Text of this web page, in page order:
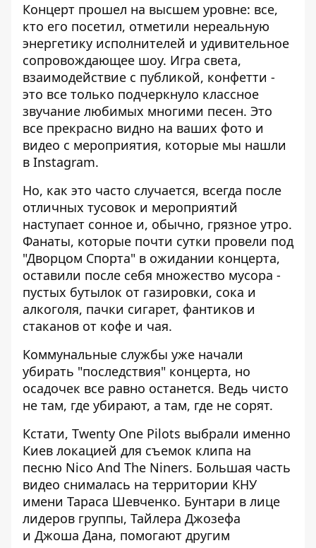
Концерт прошел на высшем уровне: все,
кто его посетил, отметили нереальную
энергетику исполнителей и удивительное
сопровождающее шоу. Игра света,
взаимодействие с публикой, конфетти -
это все только подчеркнуло классное
звучание любимых многими песен. Это
все прекрасно видно на ваших фото и
видео с мероприятия, которые мы нашли
в Instagram.
Но, как это часто случается, всегда после
отличных тусовок и мероприятий
наступает сонное и, обычно, грязное утро.
Фанаты, которые почти сутки провели под
"Дворцом Спорта" в ожидании концерта,
оставили после себя множество мусора -
пустых бутылок от газировки, сока и
алкоголя, пачки сигарет, фантиков и
стаканов от кофе и чая.
Коммунальные службы уже начали
убирать "последствия" концерта, но
осадочек все равно останется. Ведь чисто
не там, где убирают, а там, где не сорят.
Кстати, Twenty One Pilots выбрали именно
Киев локацией для съемок клипа на
песню Nico And The Niners. Большая часть
видео снималась на территории КНУ
имени Тараса Шевченко. Бунтари в лице
лидеров группы, Тайлера Джозефа
и Джоша Дана, помогают другим